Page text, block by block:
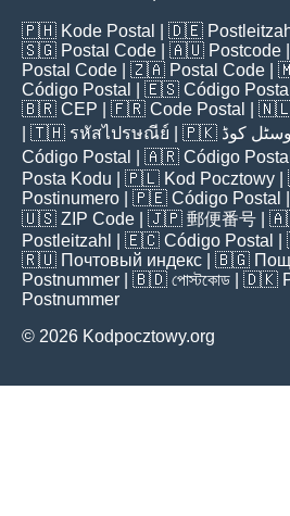
🇵🇭 Kode Postal | 🇩🇪
🇸🇬 Postal Code | 🇦🇺 Postcode
Postal Code | 🇿🇦 Postal Code |
Código Postal
| 🇪🇸 Código Postal
🇧🇷 CEP | 🇫🇷 Code Postal |
| 🇹🇭 รหัสไปรษณีย์ | 🇵🇰 کوڈ
Código Postal
| 🇦🇷 Código Postal
Posta Kodu | 🇵🇱 Kod Pocztowy
Postinumero | 🇵🇪 Código Postal
🇺🇸 ZIP Code | 🇯🇵 郵便番号 |
Postleitzahl
| 🇪🇨 Código Postal
🇷🇺 Почтовый индекс | 🇧🇬
Postnummer | 🇧🇩 পোস্টকোড | 🇩🇰
Postnummer
© 2026 Kodpocztowy.org